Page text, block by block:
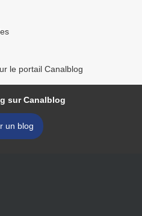
le portail Canalblog
sur Canalblog
un blog